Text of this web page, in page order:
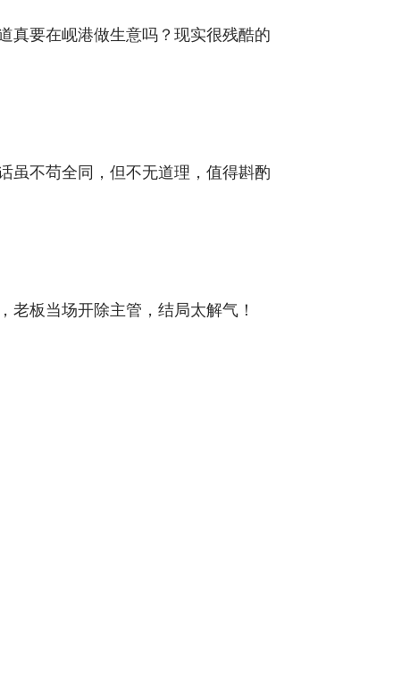
真要在岘港做生意吗？现实很残酷的
虽不苟全同，但不无道理，值得斟酌
老板当场开除主管，结局太解气！